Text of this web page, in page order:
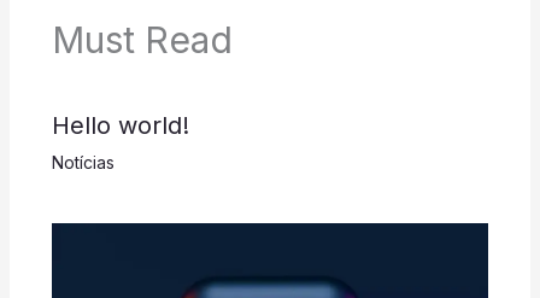
Must Read
Hello world!
Notícias